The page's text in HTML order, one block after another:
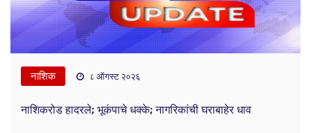
नाशिक ८ ऑगस्ट २०२६
नाशिकरोड हादरले; भूकंपाचे धक्के; नागरिकांची घराबाहेर धाव